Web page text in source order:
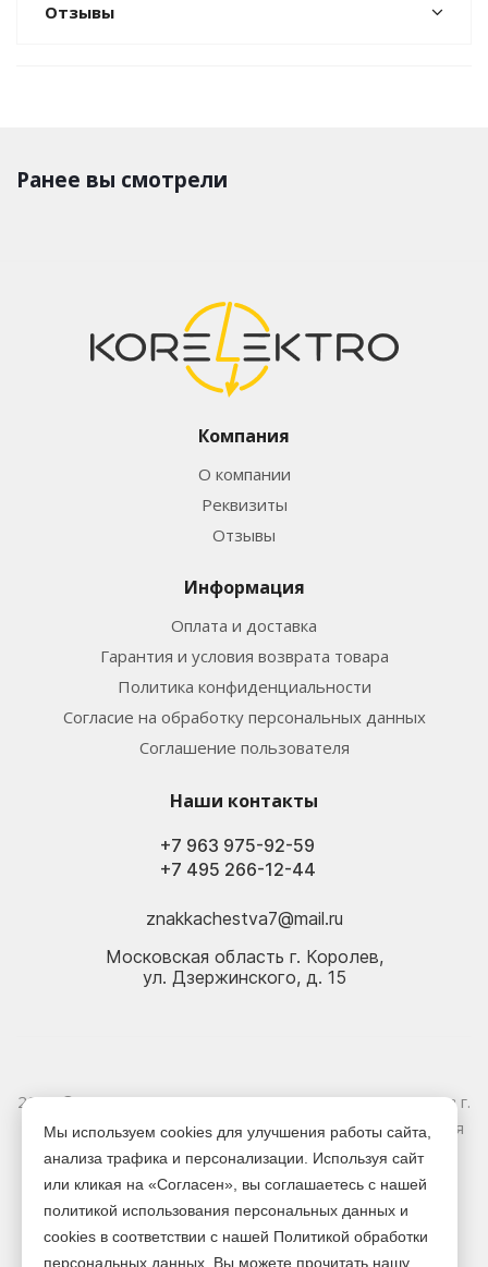
Отзывы
Ранее вы смотрели
Компания
О компании
Реквизиты
Отзывы
Информация
Оплата и доставка
Гарантия и условия возврата товара
Политика конфиденциальности
Согласие на обработку персональных данных
Соглашение пользователя
Наши контакты
+7 495 266-12-44
+7 963 975-92-59
znakkachestva7@mail.ru
Московская область г. Королев,
ул. Дзержинского, д. 15
2026 © Электрика оптом и в розницу - Магазин-склад в г.
Королёв. Информация, указанная на сайте, не является
публичной офертой.
Версия для печати
Мы используем cookies для улучшения работы сайта,
анализа трафика и персонализации. Используя сайт
или кликая на «Согласен», вы соглашаетесь с нашей
политикой использования персональных данных и
cookies в соответствии с нашей Политикой обработки
персональных данных. Вы можете прочитать нашу